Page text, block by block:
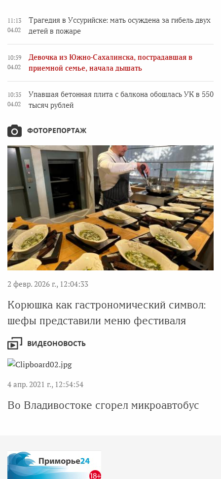
11:13
04.02
Трагедия в Уссурийске: мать осуждена за гибель двух
детей в пожаре
10:59
04.02
Девочка из Южно-Сахалинска, пострадавшая в
приемной семье, начала дышать
10:35
04.02
Упавшая бетонная плита с балкона обошлась УК в 550
тысяч рублей
ФОТОРЕПОРТАЖ
2 февр. 2026 г., 12:04:33
Корюшка как гастрономический символ:
шефы представили меню фестиваля
ВИДЕОНОВОСТЬ
4 апр. 2021 г., 12:54:54
Во Владивостоке сгорел микроавтобус